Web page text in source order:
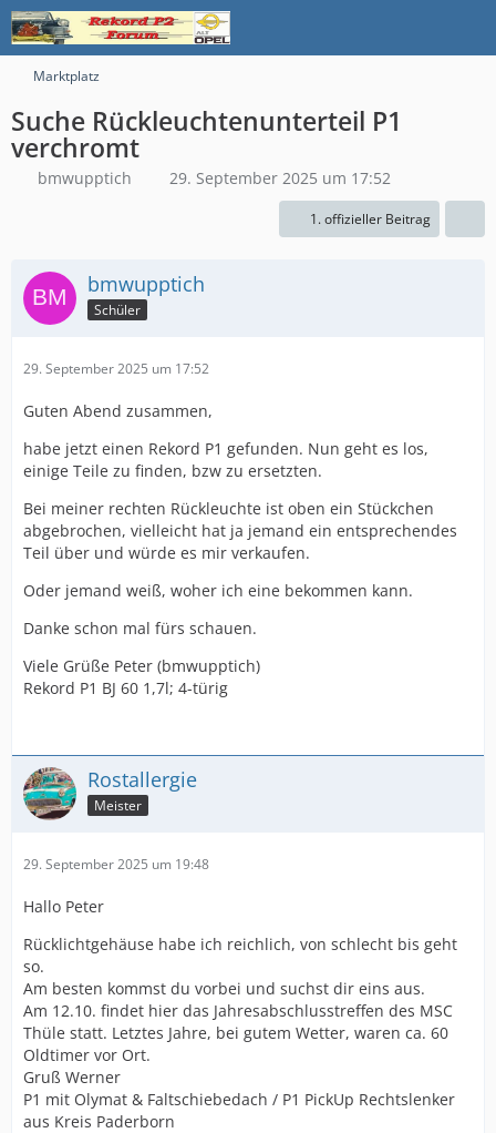
Marktplatz
Suche Rückleuchtenunterteil P1
verchromt
bmwupptich 29. September 2025 um 17:52
1. offizieller Beitrag
bmwupptich
Schüler
29. September 2025 um 17:52
Guten Abend zusammen,
habe jetzt einen Rekord P1 gefunden. Nun geht es los,
einige Teile zu finden, bzw zu ersetzten.
Bei meiner rechten Rückleuchte ist oben ein Stückchen
abgebrochen, vielleicht hat ja jemand ein entsprechendes
Teil über und würde es mir verkaufen.
Oder jemand weiß, woher ich eine bekommen kann.
Danke schon mal fürs schauen.
Viele Grüße Peter (bmwupptich)
Rekord P1 BJ 60 1,7l; 4-türig
Rostallergie
Meister
29. September 2025 um 19:48
Hallo Peter
Rücklichtgehäuse habe ich reichlich, von schlecht bis geht
so.
Am besten kommst du vorbei und suchst dir eins aus.
Am 12.10. findet hier das Jahresabschlusstreffen des MSC
Thüle statt. Letztes Jahre, bei gutem Wetter, waren ca. 60
Oldtimer vor Ort.
Gruß Werner
P1 mit Olymat & Faltschiebedach / P1 PickUp Rechtslenker
aus Kreis Paderborn